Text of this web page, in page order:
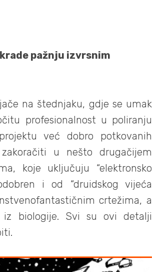
pažnju izvrsnim
na štednjaku, gdje se umak
profesionalnost u poliranju
već dobro potkovanih
u nešto drugačijem
koje uključuju “elektronsko
i od “druidskog vijeća
crtežima, a
biologije. Svi su ovi detalji